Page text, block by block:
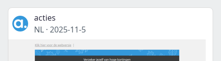
acties
NL · 2025-11-5